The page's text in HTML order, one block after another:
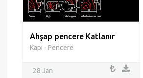
Ahşap pencere Katlanır
Kapı - Pencere
28 Jan